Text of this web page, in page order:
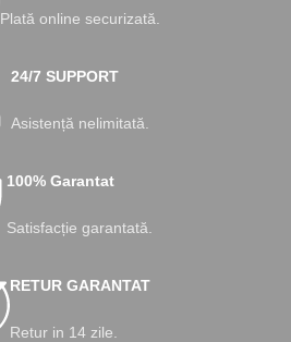
Plată online securizată.
24/7 SUPPORT
Asistență nelimitată.
100% Garantat
Satisfacție garantată.
RETUR GARANTAT
Retur in 14 zile.